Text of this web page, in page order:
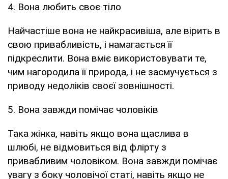
4. Вона любить своє тіло
Найчастіше вона не найкрасивіша, але вірить в
свою привабливість, і намагається її
підкреслити. Вона вміє використовувати те,
чим нагородила її природа, і не засмучується з
приводу недоліків своєї зовнішності.
5. Вона завжди помічає чоловіків
Така жінка, навіть якщо вона щаслива в
шлюбі, не відмовиться від флірту з
привабливим чоловіком. Вона завжди помічає
увагу з боку чоловічої статі, навіть якщо не